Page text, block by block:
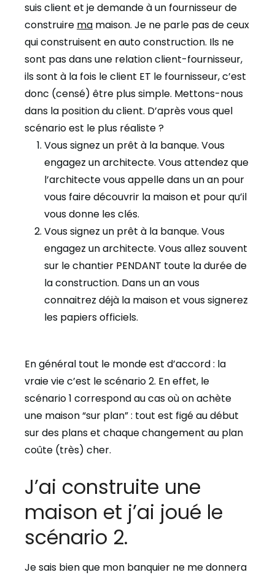
suis client et je demande à un fournisseur de
construire ma maison. Je ne parle pas de ceux
qui construisent en auto construction. Ils ne
sont pas dans une relation client-fournisseur,
ils sont à la fois le client ET le fournisseur, c’est
donc (censé) être plus simple. Mettons-nous
dans la position du client. D’après vous quel
scénario est le plus réaliste ?
Vous signez un prêt à la banque. Vous
engagez un architecte. Vous attendez que
l’architecte vous appelle dans un an pour
vous faire découvrir la maison et pour qu’il
vous donne les clés.
Vous signez un prêt à la banque. Vous
engagez un architecte. Vous allez souvent
sur le chantier PENDANT toute la durée de
la construction. Dans un an vous
connaitrez déjà la maison et vous signerez
les papiers officiels.
En général tout le monde est d’accord : la
vraie vie c’est le scénario 2. En effet, le
scénario 1 correspond au cas où on achète
une maison “sur plan” : tout est figé au début
sur des plans et chaque changement au plan
coûte (très) cher.
J’ai construite une
maison et j’ai joué le
scénario 2.
Je sais bien que mon banquier ne me donnera